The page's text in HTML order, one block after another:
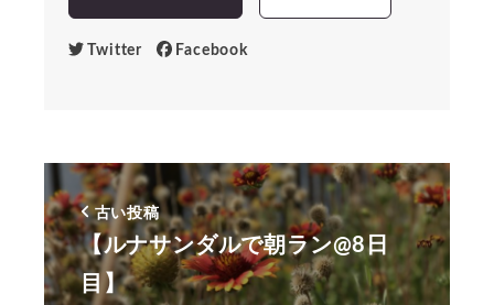
Twitter Facebook
古い投稿
【ルナサンダルで朝ラン@8日
目】